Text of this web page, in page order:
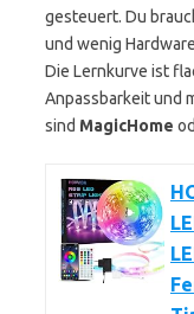
gesteuert. Du
und wenig
Die Lernkurve ist
Anpassbarkeit und
sind MagicHome